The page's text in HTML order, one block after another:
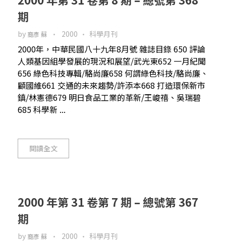
期
by 裔彥 蘇 2000 科學月刊
2000年，中華民國八十九年8月號 雜誌目錄 650 評論
人類基因組學發展的現況和展望/武光東652 一月紀聞
656 綠色科技專輯/駱尚廉658 何謂綠色科技/駱尚廉、
顧國維661 交通的未來趨勢/許添本668 打造環保新市
鎮/林憲德679 明日食品工業的革新/王峻禧、吳瑞碧
685 科學新 ...
閱讀全文
2000 年第 31 卷第 7 期 – 總號第 367
期
by 裔彥 蘇 2000 科學月刊